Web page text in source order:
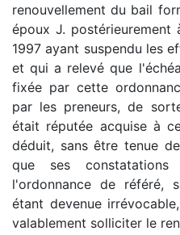
renouvellement du bail
époux J.
1997 ayant suspendu les
et qui a relevé que
fixée par cette
par les preneurs, de
était réputée acquise à
déduit, sans être tenue
que ses constatations
l'ordonnance de référé,
étant devenue
valablement solliciter le